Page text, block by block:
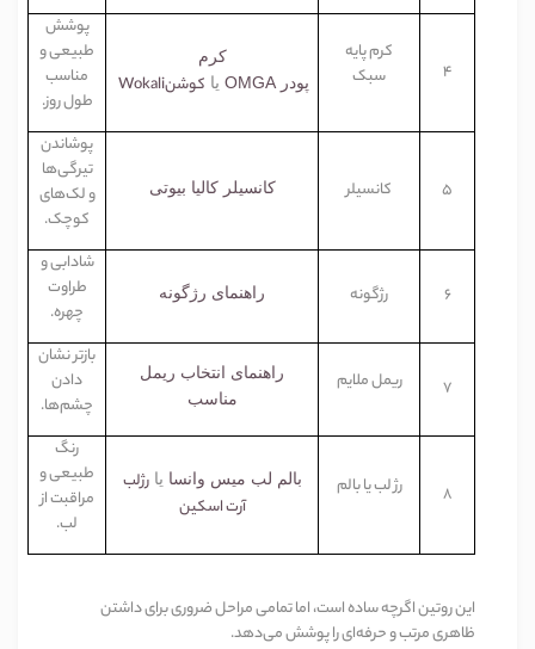
4
کرم پایه
سبک
کرم
پودر OMGA یا کوشنWokali
پوشش
طبیعی و
مناسب
طول روز.
5 کانسیلر کانسیلر کالیا بیوتی
پوشاندن
تیرگی‌ها
و لک‌های
کوچک.
6 رژگونه راهنمای رژگونه
شادابی و
طراوت
چهره.
7 ریمل ملایم
راهنمای انتخاب ریمل
مناسب
بازتر نشان
دادن
چشم‌ها.
8 رژ لب یا بالم بالم لب میس وانسا یارژلب
آرت اسکین
رنگ
طبیعی و
مراقبت از
لب.
این روتین اگرچه ساده است، اما تمامی مراحل ضروری برای داشتن
ظاهری مرتب و حرفه‌ای را پوشش می‌دهد.